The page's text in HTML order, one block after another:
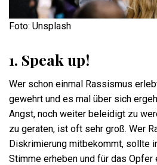
Foto: Unsplash
1. Speak up!
Wer schon einmal Rassismus
gewehrt und es mal über sich
Angst, noch weiter beleidigt zu
zu geraten, ist oft sehr groß. Wer
Diskrimierung mitbekommt, sollte
Stimme erheben und für das Opfer